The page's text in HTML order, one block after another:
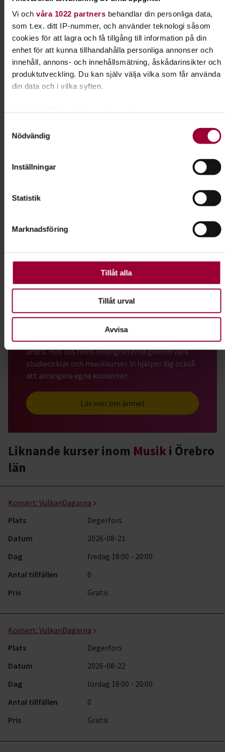
Vi och våra 1022 partnersbehandlar din personliga data,
som t.ex. ditt IP-nummer, och använder teknologi såsom
cookies för att lagra och få tillgång till information på din
enhet för att kunna tillhandahålla personliga annonser och
innehåll, annons- och innehållsmätning, åskådarinsikter och
produktutveckling. Du kan själv välja vilka som får använda
din data och i vilka syften.
kan ha en noggrannhet på upp till flera meter
Ta reda på mer om hur dina personliga uppgifter behandlas
ändra eller dra tillbaka ditt samtycke när som helst från
För att du ska få en så bra upplevelse som möjligt
Nödvändig
Inställningar
Statistik
Marknadsföring
Tillåt alla
Tillåt urval
Avvisa
Live at Heart
Scenit
Musikhögskolan Örebro
#Musiccamp
Kontakt
Folkbildningsutvecklare Kultur
Visa mer
Musik
Spela, sjung och skriv musik tillsammans med
andra. Hos oss finns möjligheterna genom våra
studiecirklar och musikkurser. Vi hjälper dig också
att arrangera egna konserter.
Läs mer om ämnet
Liknande kurser inom Musiki Örebro
län
Konsert: VulkanDagarna
Plats
Degerfors
Datum
2026-08-21
Dag
fredag 18:00 - 20:00
Antal tillfällen
0
Pris
Gratis
Konsert: VulkanDagarna
Plats
Degerfors
Datum
2026-08-22
Dag
lördag 18:00 - 20:00
Antal tillfällen
0
Pris
Gratis